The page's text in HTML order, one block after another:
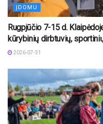
ĮDOMU
Rugpjūčio 7-15 d.
kūrybinių dirbtuvių,
2026-07-31